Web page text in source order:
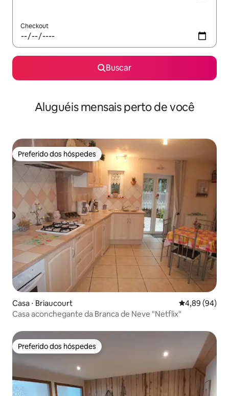
Checkout
Buscar
Aluguéis mensais perto de você
Preferido dos hóspedes
Preferido dos hóspedes
Casa ⋅ Briaucourt 4,89 de uma
4,89 (94)
Casa aconchegante da Branca de Neve "Netflix"
Preferido dos hóspedes
Preferido dos hóspedes